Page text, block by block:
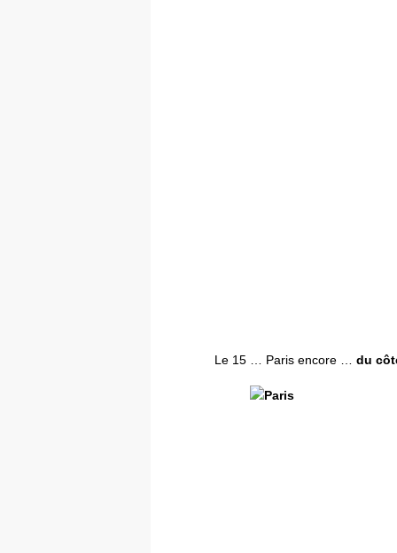
Le 15 … Paris encore … du